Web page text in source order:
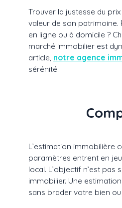
Trouver la justesse du
valeur de son patrimoine.
en ligne ou à domicile ?
marché immobilier est
article, notre agence
sérénité.
L’estimation immobilière
paramètres entrent en
local. L’objectif n’est
immobilier. Une
sans brader votre bien